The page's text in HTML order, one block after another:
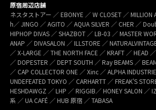
原宿周辺店舗
ネスタストアー ／ EBONYE ／ W CLOSET ／
h／ JINGO ／ AGITO ／ AQUA SILVER ／ CHER ／
HIPHOP DIVAS ／ SHAZBOT ／ LB-03 ／ MASTER
ANAP ／ DIVASALON ／ ILLSTORE ／
／ X-LARGE ／ THE NORTH FACE ／ KRAFT ／ HEAD
／ DOPESTER ／ DEPT SOUTH ／ Ray BEAMS ／
／ CAP COLLECTOR ONE ／ Xinc ／ ALPHA
UNDEFEATED TOKYO ／ CARHARTT ／ FREAK’S
HESHDAWGZ ／ LHP ／ RIGGIB／ HONEY SALON ／
系 ／ UA CAFÉ ／ HUB 原宿 ／ TABASA